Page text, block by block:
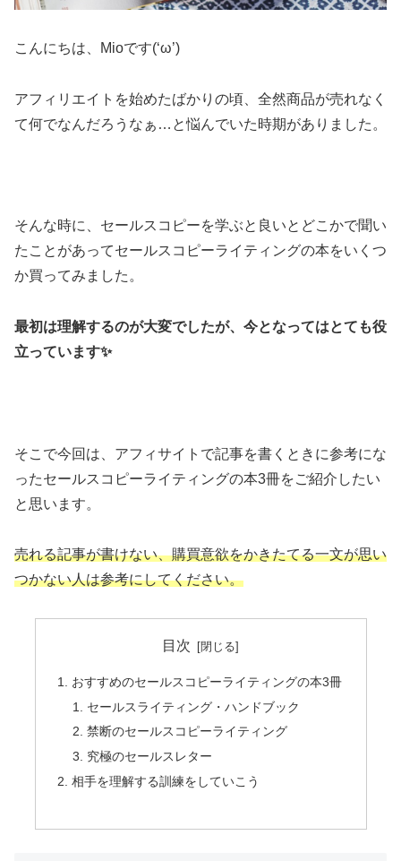
こんにちは、Mioです(‘ω’)
アフィリエイトを始めたばかりの頃、全然商品が売れなく
て何でなんだろうなぁ…と悩んでいた時期がありました。
そんな時に、セールスコピーを学ぶと良いとどこかで聞い
たことがあってセールスコピーライティングの本をいくつ
か買ってみました。
最初は理解するのが大変でしたが、今となってはとても役
立っています✨
そこで今回は、アフィサイトで記事を書くときに参考にな
ったセールスコピーライティングの本3冊をご紹介したい
と思います。
売れる記事が書けない、購買意欲をかきたてる一文が思い
つかない人は参考にしてください。
目次
おすすめのセールスコピーライティングの本3冊
セールスライティング・ハンドブック
禁断のセールスコピーライティング
究極のセールスレター
相手を理解する訓練をしていこう